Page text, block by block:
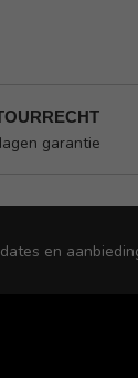
garantie
en